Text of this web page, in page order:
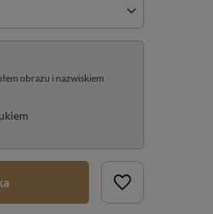
obrazu i nazwiskiem